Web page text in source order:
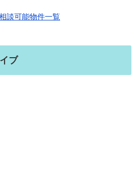
談可能物件一覧
ブ